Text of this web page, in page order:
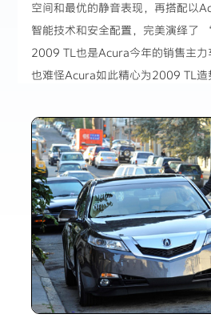
空间和最优的静音表现，再搭配以
智能技术和安全配置，完美演绎了
2009 TL也是Acura今年的销售主力
也难怪Acura如此精心为2009 TL造